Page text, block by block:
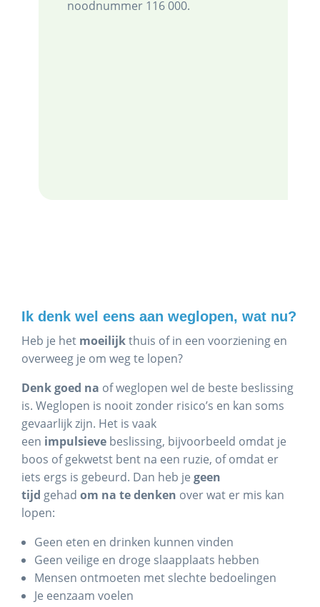
noodnummer 116 000.
Ik denk wel eens aan weglopen, wat nu?
Heb je het moeilijkthuis of in een voorziening en
overweeg je om weg te lopen?
Denk goed na of weglopen wel de beste beslissing
is. Weglopen is nooit zonder risico’s en kan soms
gevaarlijk zijn. Het is vaak
een impulsieve beslissing, bijvoorbeeld omdat je
boos of gekwetst bent na een ruzie, of omdat er
iets ergs is gebeurd. Dan heb je geen
tijd gehad om na te denken over wat er mis kan
lopen:
Geen eten en drinken kunnen vinden
Geen veilige en droge slaapplaats hebben
Mensen ontmoeten met slechte bedoelingen
Je eenzaam voelen